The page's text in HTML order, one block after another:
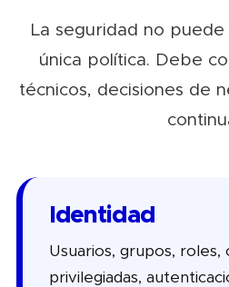
La seguridad no
única política. Debe
técnicos, decisiones de
Identidad
Usuarios, grupos, roles,
privilegiadas,